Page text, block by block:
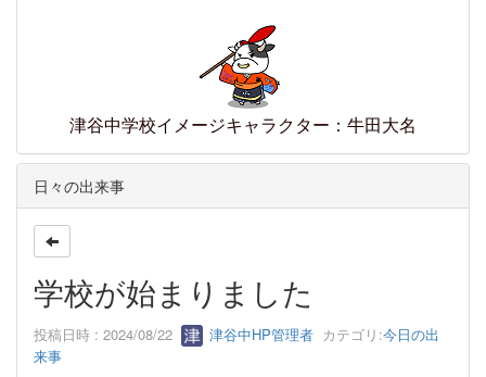
津谷中学校イメージキャラクター：牛田大名
日々の出来事
学校が始まりました
投稿日時 : 2024/08/22 津谷中HP管理者 カテゴリ:今日の出
来事